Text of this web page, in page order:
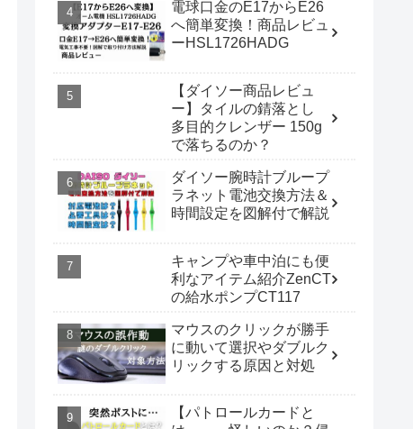
電球口金のE17からE26
へ簡単変換！商品レビュ
ーHSL1726HADG
【ダイソー商品レビュ
ー】タイルの錆落とし
多目的クレンザー 150g
で落ちるのか？
ダイソー腕時計ブループ
ラネット電池交換方法＆
時間設定を図解付で解説
キャンプや車中泊にも便
利なアイテム紹介ZenCT
の給水ポンプCT117
マウスのクリックが勝手
に動いて選択やダブルク
リックする原因と対処
【パトロールカードと